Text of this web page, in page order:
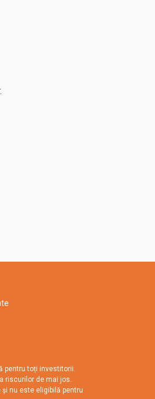
pentru toți investitorii.
riscurilor de mai jos.
nu este eligibilă pentru